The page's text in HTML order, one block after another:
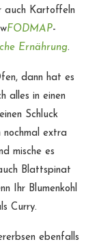
auch Kartoffeln
FODMAP-
Ernährung.
dann hat es
alles in einen
Schluck
nochmal extra
mische es
Blattspinat
Ihr Blumenkohl
Curry.
ebenfalls